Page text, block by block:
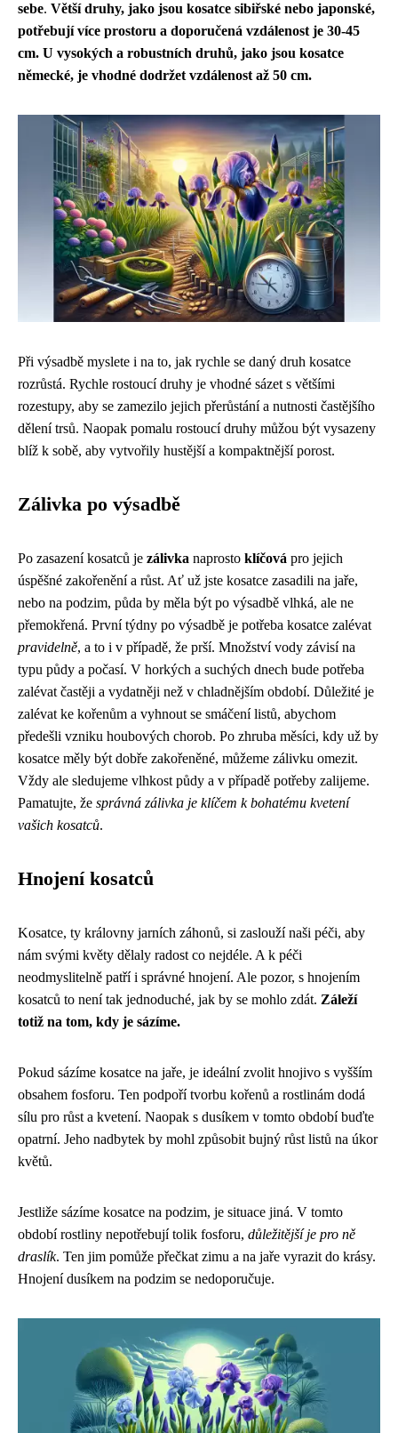
sebe. Větší druhy, jako jsou kosatce sibiřské nebo japonské,
potřebují více prostoru a doporučená vzdálenost je 30-45
cm. U vysokých a robustních druhů, jako jsou kosatce
německé, je vhodné dodržet vzdálenost až 50 cm.
Při výsadbě myslete i na to, jak rychle se daný druh kosatce
rozrůstá. Rychle rostoucí druhy je vhodné sázet s většími
rozestupy, aby se zamezilo jejich přerůstání a nutnosti častějšího
dělení trsů. Naopak pomalu rostoucí druhy můžou být vysazeny
blíž k sobě, aby vytvořily hustější a kompaktnější porost.
Zálivka po výsadbě
Po zasazení kosatců je zálivka naprosto klíčová pro jejich
úspěšné zakořenění a růst. Ať už jste kosatce zasadili na jaře,
nebo na podzim, půda by měla být po výsadbě vlhká, ale ne
přemokřená. První týdny po výsadbě je potřeba kosatce zalévat
pravidelně, a to i v případě, že prší. Množství vody závisí na
typu půdy a počasí. V horkých a suchých dnech bude potřeba
zalévat častěji a vydatněji než v chladnějším období. Důležité je
zalévat ke kořenům a vyhnout se smáčení listů, abychom
předešli vzniku houbových chorob. Po zhruba měsíci, kdy už by
kosatce měly být dobře zakořeněné, můžeme zálivku omezit.
Vždy ale sledujeme vlhkost půdy a v případě potřeby zalijeme.
Pamatujte, že správná zálivka je klíčem k bohatému kvetení
vašich kosatců.
Hnojení kosatců
Kosatce, ty královny jarních záhonů, si zaslouží naši péči, aby
nám svými květy dělaly radost co nejdéle. A k péči
neodmyslitelně patří i správné hnojení. Ale pozor, s hnojením
kosatců to není tak jednoduché, jak by se mohlo zdát. Záleží
totiž na tom, kdy je sázíme.
Pokud sázíme kosatce na jaře, je ideální zvolit hnojivo s vyšším
obsahem fosforu. Ten podpoří tvorbu kořenů a rostlinám dodá
sílu pro růst a kvetení. Naopak s dusíkem v tomto období buďte
opatrní. Jeho nadbytek by mohl způsobit bujný růst listů na úkor
květů.
Jestliže sázíme kosatce na podzim, je situace jiná. V tomto
období rostliny nepotřebují tolik fosforu, důležitější je pro ně
draslík. Ten jim pomůže přečkat zimu a na jaře vyrazit do krásy.
Hnojení dusíkem na podzim se nedoporučuje.